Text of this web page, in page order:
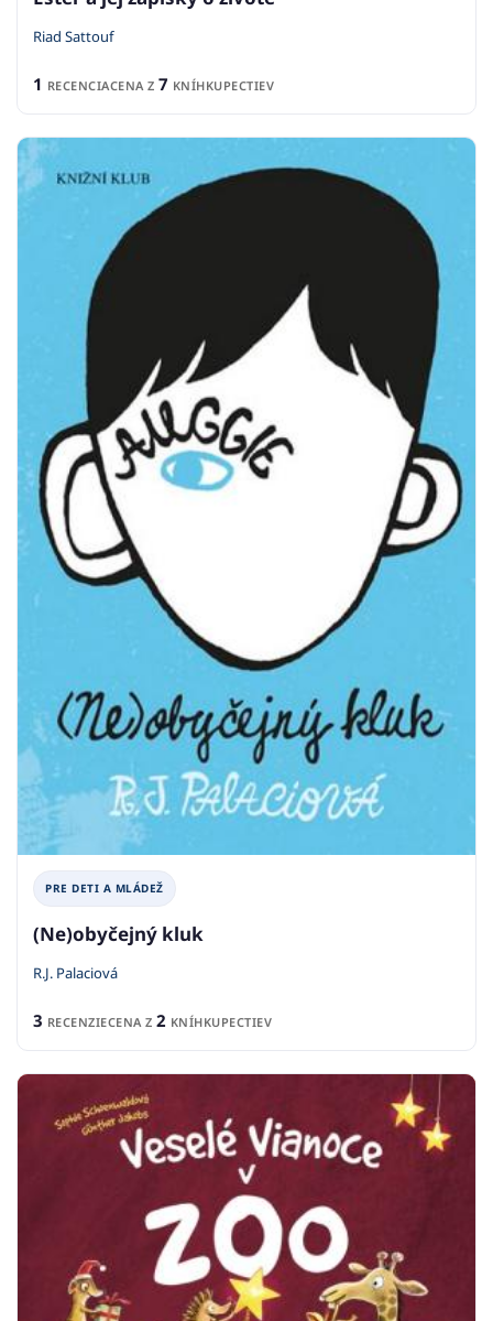
Riad Sattouf
1 RECENCIACENA Z 7 KNÍHKUPECTIEV
PRE DETI A MLÁDEŽ
(Ne)obyčejný kluk
R.J. Palaciová
3 RECENZIECENA Z 2 KNÍHKUPECTIEV